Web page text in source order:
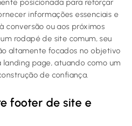
posicionada para reforçar
informações essenciais e
conversão ou aos próximos
rodapé de site comum, seu
altamente focados no objetivo
page, atuando como um
de confiança.
footer de site e